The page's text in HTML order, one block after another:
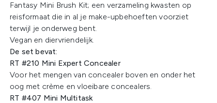
Fantasy Mini Brush Kit; een verzameling kwasten op
reisformaat die in al je make-upbehoeften voorziet
terwijl je onderweg bent.
Vegan en diervriendelijk.
De set bevat:
RT #210 Mini Expert Concealer
Voor het mengen van concealer boven en onder het
oog met crème en vloeibare concealers.
RT #407 Mini Multitask